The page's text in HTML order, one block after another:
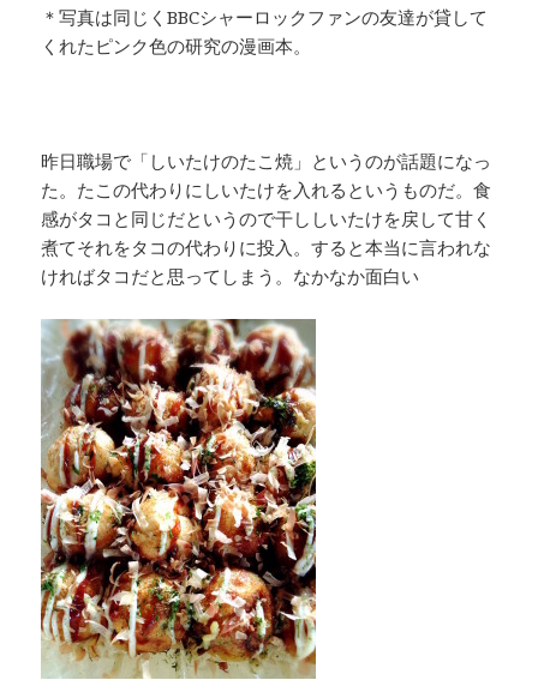
＊写真は同じくBBCシャーロックファンの友達が貸して
くれたピンク色の研究の漫画本。
昨日職場で「しいたけのたこ焼」というのが話題になっ
た。たこの代わりにしいたけを入れるというものだ。食
感がタコと同じだというので干ししいたけを戻して甘く
煮てそれをタコの代わりに投入。すると本当に言われな
ければタコだと思ってしまう。なかなか面白い